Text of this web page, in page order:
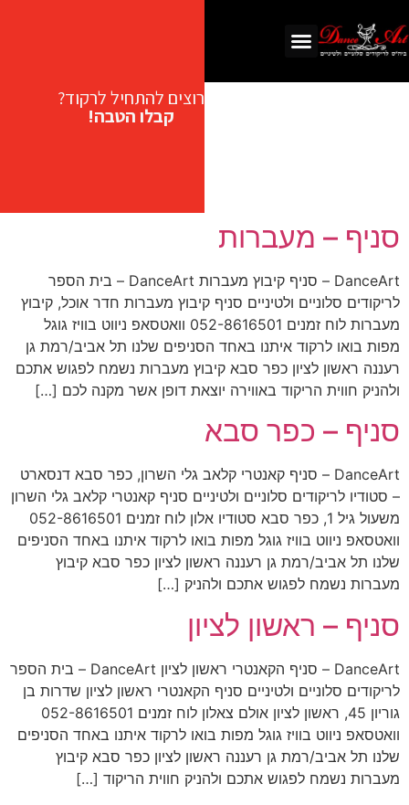
רוצים להתחיל לרקוד?
קבלו הטבה!
סניף – מעברות
DanceArt – סניף קיבוץ מעברות DanceArt – בית הספר
לריקודים סלוניים ולטיניים סניף קיבוץ מעברות חדר אוכל, קיבוץ
מעברות לוח זמנים 052-8616501 וואטסאפ ניווט בוויז גוגל
מפות בואו לרקוד איתנו באחד הסניפים שלנו תל אביב/רמת גן
רעננה ראשון לציון כפר סבא קיבוץ מעברות נשמח לפגוש אתכם
ולהניק חווית הריקוד באווירה יוצאת דופן אשר מקנה לכם […]
סניף – כפר סבא
DanceArt – סניף קאנטרי קלאב גלי השרון, כפר סבא דנסארט
– סטודיו לריקודים סלוניים ולטיניים סניף קאנטרי קלאב גלי השרון
משעול גיל 1, כפר סבא סטודיו אלון לוח זמנים 052-8616501
וואטסאפ ניווט בוויז גוגל מפות בואו לרקוד איתנו באחד הסניפים
שלנו תל אביב/רמת גן רעננה ראשון לציון כפר סבא קיבוץ
מעברות נשמח לפגוש אתכם ולהניק […]
סניף – ראשון לציון
DanceArt – סניף הקאנטרי ראשון לציון DanceArt – בית הספר
לריקודים סלוניים ולטיניים סניף הקאנטרי ראשון לציון שדרות בן
גוריון 45, ראשון לציון אולם צאלון לוח זמנים 052-8616501
וואטסאפ ניווט בוויז גוגל מפות בואו לרקוד איתנו באחד הסניפים
שלנו תל אביב/רמת גן רעננה ראשון לציון כפר סבא קיבוץ
מעברות נשמח לפגוש אתכם ולהניק חווית הריקוד […]